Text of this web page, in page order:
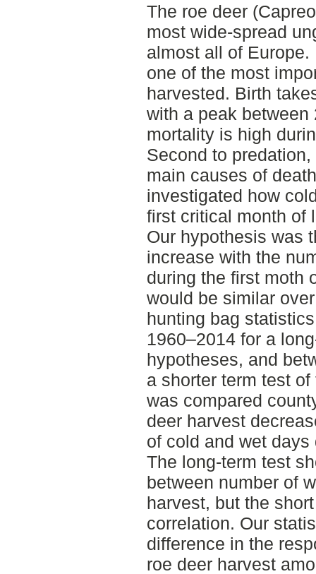
The roe deer
most wide-spread
almost all of
one of the most
harvested. Birth
with a peak
mortality is high
Second to
main causes of
investigated how
first critical month of
Our hypothesis was
increase with the
during the first moth
would be similar
hunting bag
1960–2014 for a
hypotheses, and
a shorter term test
was compared
deer harvest
of cold and wet
The long-term test
between number of
harvest, but the
correlation. Our
difference in the
roe deer harvest